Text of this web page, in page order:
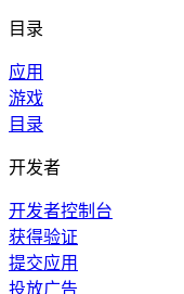
目录
应用
游戏
目录
开发者
开发者控制台
获得验证
提交应用
投放广告